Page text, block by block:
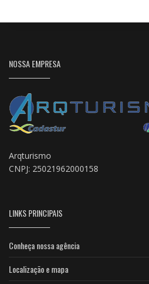
NOSSA EMPRESA
Arqturismo
CNPJ: 25021962000158
LINKS PRINCIPAIS
Conheça nossa agência
Localização e mapa